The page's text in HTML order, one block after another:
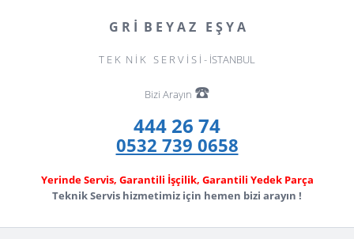
G R İ B E Y A Z E Ş Y A
T E K N İ K S E R V İ S İ - İSTANBUL
Bizi Arayın ☎️
444 26 74
0532 739 0658
Yerinde Servis, Garantili İşçilik, Garantili Yedek Parça
Teknik Servis hizmetimiz için hemen bizi arayın !